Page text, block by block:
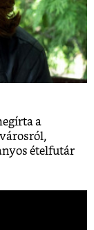
a
ételfutár